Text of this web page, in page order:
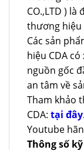
CO.,LTD )
thương hiệu
Các sản
hiệu CDA
nguồn gốc
an tâm về
Tham khảo
CDA: tại đây.
Youtube
Thông số